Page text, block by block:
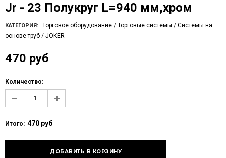
Jr - 23 Полукруг L=940 мм,хром
КАТЕГОРИЯ: Торговое оборудование / Торговые системы / Системы на
основе труб / JOKER
470 руб
Количество:
Итого: 470 руб